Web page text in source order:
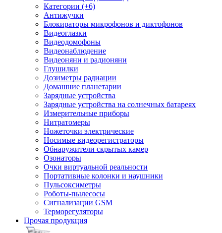
Категории (+6)
Антижучки
Блокираторы микрофонов и диктофонов
Видеоглазки
Видеодомофоны
Видеонаблюдение
Видеоняни и радионяни
Глушилки
Дозиметры радиации
Домашние планетарии
Зарядные устройства
Зарядные устройства на солнечных батареях
Измерительные приборы
Нитратомеры
Ножеточки электрические
Носимые видеорегистраторы
Обнаружители скрытых камер
Озонаторы
Очки виртуальной реальности
Портативные колонки и наушники
Пульсоксиметры
Роботы-пылесосы
Сигнализации GSM
Терморегуляторы
Прочая продукция